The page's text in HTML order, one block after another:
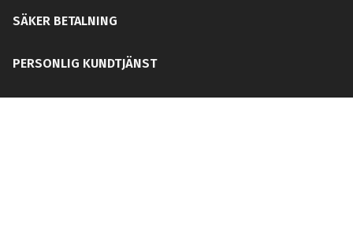
SÄKER BETALNING
PERSONLIG KUNDTJÄNST